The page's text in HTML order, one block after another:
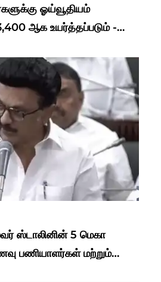
ஓய்வூதியம்
ஆக உயர்த்தப்படும் -
ஸ்டாலினின் 5 மெகா
பணியாளர்கள் மற்றும்